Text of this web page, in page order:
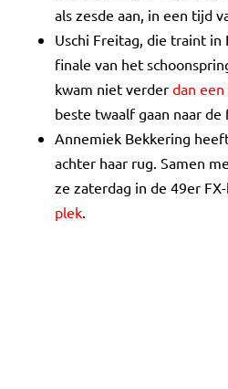
als zesde aan, in een tijd
Uschi Freitag, die traint in
finale van het
kwam niet verder dan
beste twaalf gaan naar de
Annemiek Bekkering
achter haar rug. Samen
ze zaterdag in de 49er FX-
plek.